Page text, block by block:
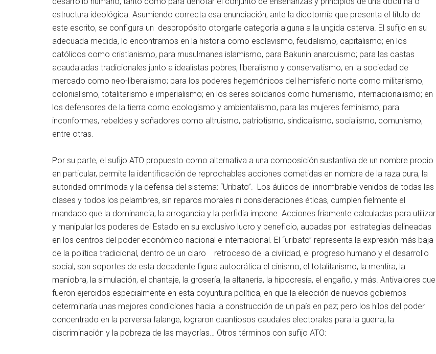
estructura ideológica. Asumiendo correcta esa enunciación, ante la dicotomía que presenta el título de
este escrito, se configura un despropósito otorgarle categoría alguna a la ungida caterva. El sufijo en su
adecuada medida, lo encontramos en la historia como esclavismo, feudalismo, capitalismo; en los
católicos como cristianismo, para musulmanes islamismo, para Bakunin anarquismo; para las castas
acaudaladas tradicionales junto a idealistas pobres, liberalismo y conservatismo; en la sociedad de
mercado como neo-liberalismo; para los poderes hegemónicos del hemisferio norte como militarismo,
colonialismo, totalitarismo e imperialismo; en los seres solidarios como humanismo, internacionalismo; en
los defensores de la tierra como ecologismo y ambientalismo, para las mujeres feminismo; para
inconformes, rebeldes y soñadores como altruismo, patriotismo, sindicalismo, socialismo, comunismo,
entre otras.
Por su parte, el sufijo ATO propuesto como alternativa a una composición sustantiva de un nombre propio
en particular, permite la identificación de reprochables acciones cometidas en nombre de la raza pura, la
autoridad omnímoda y la defensa del sistema: “Uribato”. Los áulicos del innombrable venidos de todas las
clases y todos los pelambres, sin reparos morales ni consideraciones éticas, cumplen fielmente el
mandado que la dominancia, la arrogancia y la perfidia impone. Acciones fríamente calculadas para utilizar
y manipular los poderes del Estado en su exclusivo lucro y beneficio, aupadas por estrategias delineadas
en los centros del poder económico nacional e internacional. El “uribato” representa la expresión más baja
de la política tradicional, dentro de un claro retroceso de la civilidad, el progreso humano y el desarrollo
social; son soportes de esta decadente figura autocrática el cinismo, el totalitarismo, la mentira, la
maniobra, la simulación, el chantaje, la grosería, la altanería, la hipocresía, el engaño, y más. Antivalores que
fueron ejercidos especialmente en esta coyuntura política, en que la elección de nuevos gobiernos
determinaría unas mejores condiciones hacia la construcción de un país en paz; pero los hilos del poder
concentrado en la perversa falange, lograron cuantiosos caudales electorales para la guerra, la
discriminación y la pobreza de las mayorías… Otros términos con sufijo ATO: